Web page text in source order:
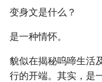
变身文是什么？
是一种情怀。
貌似在揭秘呜啼生活
行的开端。其实，是